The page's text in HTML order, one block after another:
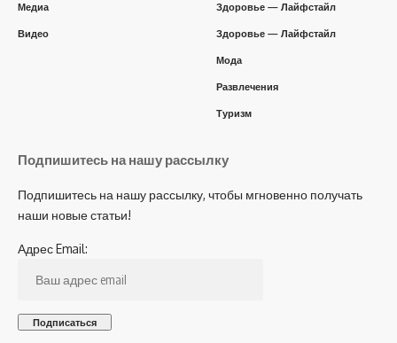
Медиа
Видео
Здоровье — Лайфстайл
Здоровье — Лайфстайл
Мода
Развлечения
Туризм
Подпишитесь на нашу рассылку
Подпишитесь на нашу рассылку, чтобы мгновенно получать
наши новые статьи!
Адрес Email: